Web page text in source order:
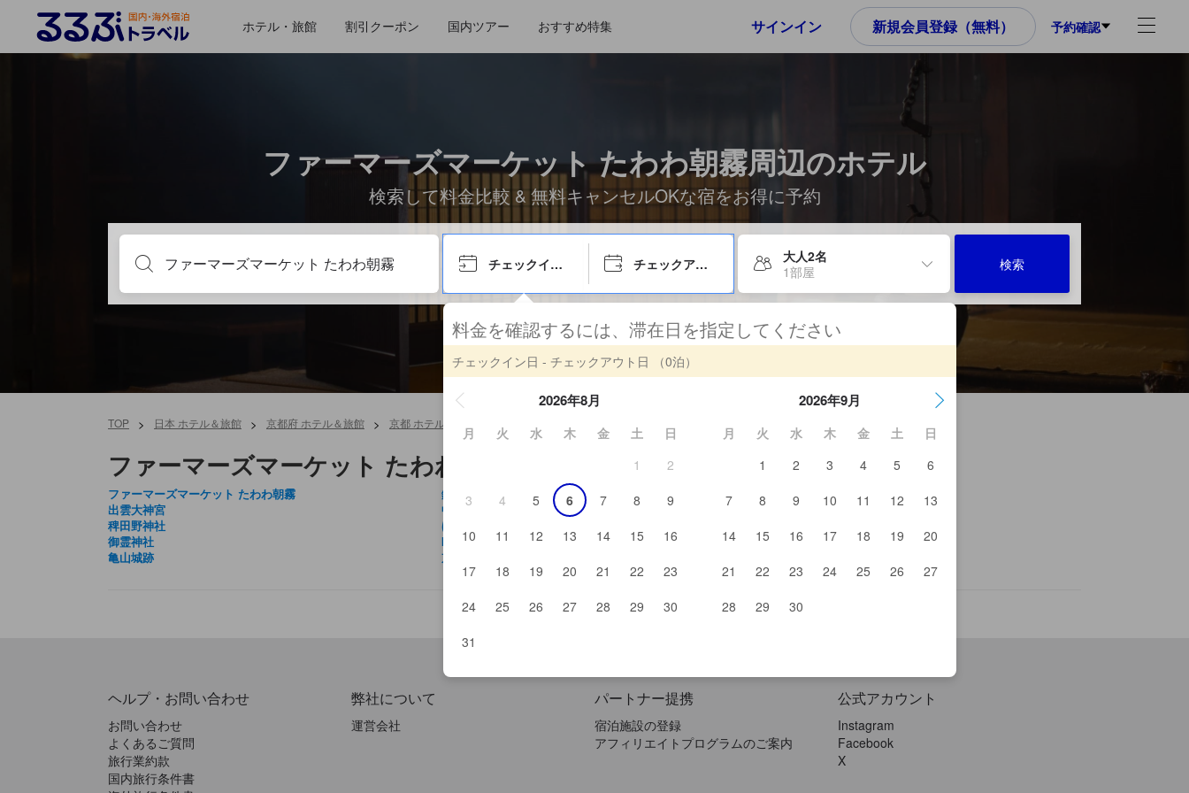
ホテル・旅館 割引クーポン 国内ツアー おすすめ特集 サインイン 新規会員登録（無料） 予約確認
ファーマーズマーケット たわわ朝霧周辺のホテル
検索して料金比較 & 無料キャンセルOKな宿をお得に予約
チェックイン日 チェックアウト日
大人2名
1部屋
検索
料金を確認するには、滞在日を指定してください
チェックイン日 - チェックアウト日 （0泊）
2026年8月
月 火 水 木 金 土
日
1
2
3
4 5 6 7 8
9
10
11 12 13 14 15
16
17
18 19 20 21 22
23
24
25 26 27 28 29
30
31
2026年9月
月 火 水 木 金 土
日
1
2 3 4 5
6
7
8 9 10 11 12
13
14
15 16 17 18 19
20
21
22 23 24 25 26
27
28
29 30
TOP > 日本 ホテル＆旅館 > 京都府 ホテル＆旅館 > 京都 ホテル＆旅館
ファーマーズマーケット たわわ朝霧周辺
ファーマーズマーケット たわわ朝霧
出雲大神宮
稗田野神社
御霊神社
亀山城跡
鍬山神社
中国料理 彩桂
ほん梅の里
kitchen GOOD!!
京料理さくら
宮本屋
プルーンの木
松園荘 保津川亭
ヘルプ・お問い合わせ
お問い合わせ
よくあるご質問
旅行業約款
国内旅行条件書
弊社について
運営会社
パートナー提携
宿泊施設の登録
アフィリエイトプログラムのご案内
公式アカウント
Instagram
Facebook
X